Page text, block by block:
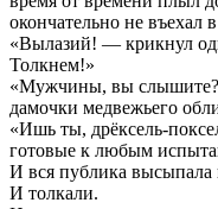
окончательно не въехал
«Вылазий! — крикнул
Толкнем!»
«Мужчины, вы слышите?
дамочки медвежьего
«Ишь ты, дрёксель-
готовые к любым
И вся публика высыпала
И толкали.